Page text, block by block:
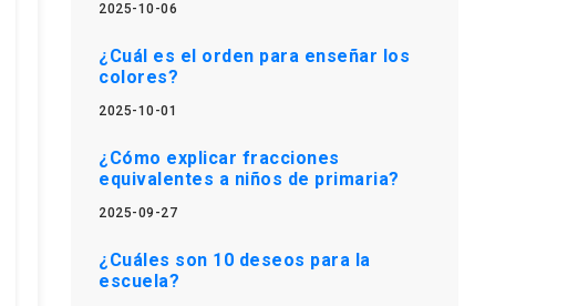
2025-10-06
¿Cuál es el orden para enseñar los
colores?
2025-10-01
¿Cómo explicar fracciones
equivalentes a niños de primaria?
2025-09-27
¿Cuáles son 10 deseos para la
escuela?